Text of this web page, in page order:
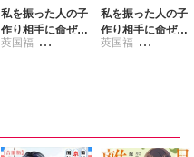
私を振った人の子
作り相手に命ぜら
れました【合冊
莢国福
私を振った人の子
作り相手に命ぜら
れました【単行本
莢国福